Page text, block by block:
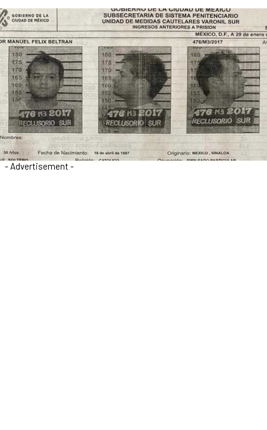
- Advertisement -